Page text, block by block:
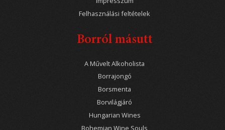
Felhasználási feltételek
Borról másutt
A Művelt Alkoholista
Borrajongó
Borsmenta
Borvilágjáró
Hungarian Wines
Bohemian Wine Souls